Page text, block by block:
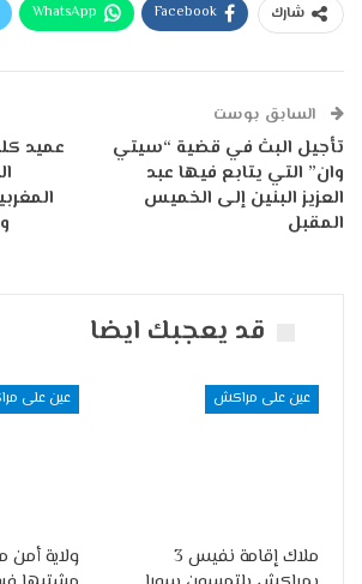
شارك Facebook
WhatsApp
السابق بوست
تأجيل البث في قضية “سيتي
وان” التي يتابع فيها عبد
العزيز البنين إلى الخميس
المقبل
عميد
قد يعجبك ايضا
عين على مراكش
ملاك إقامة نفيس 3
عين على
ولاية